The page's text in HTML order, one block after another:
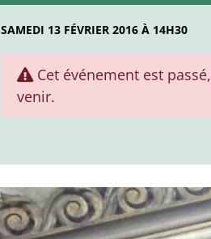
SAMEDI 13 FÉVRIER 2016 À 14H30
Cet événement est passé,
venir.